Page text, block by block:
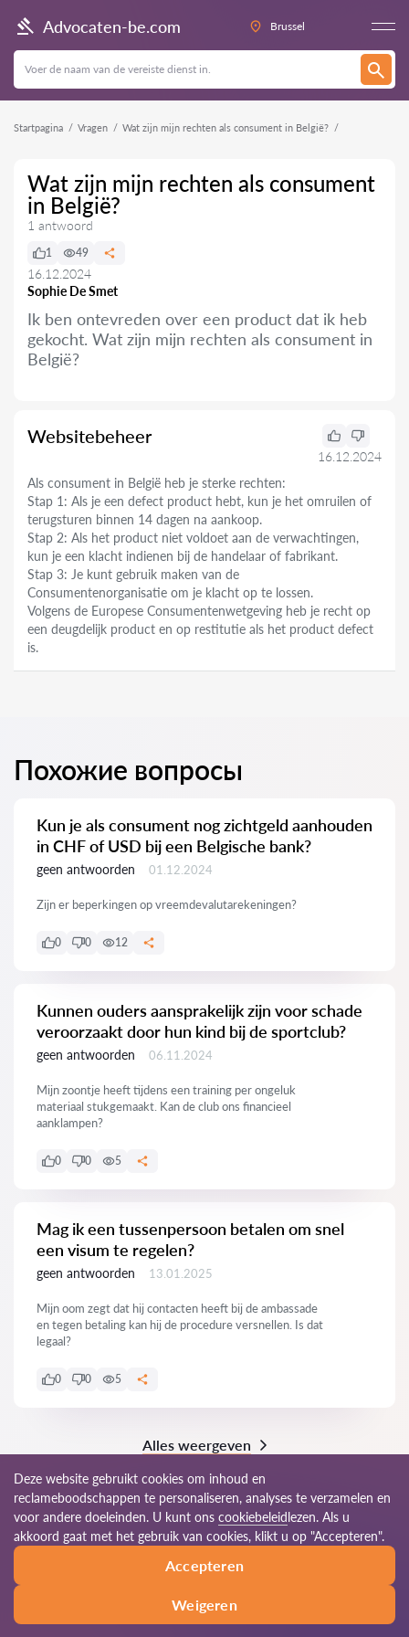
Advocaten-be.com Brussel
Startpagina Vragen Wat zijn mijn rechten als consument in België?
Wat zijn mijn rechten als consument
in België?
1 antwoord
Sophie De Smet
1 49
16.12.2024
Ik ben ontevreden over een product dat ik heb
gekocht. Wat zijn mijn rechten als consument in
België?
Websitebeheer
16.12.2024
Als consument in België heb je sterke rechten:
Stap 1: Als je een defect product hebt, kun je het omruilen of
terugsturen binnen 14 dagen na aankoop.
Stap 2: Als het product niet voldoet aan de verwachtingen,
kun je een klacht indienen bij de handelaar of fabrikant.
Stap 3: Je kunt gebruik maken van de
Consumentenorganisatie om je klacht op te lossen.
Volgens de Europese Consumentenwetgeving heb je recht op
een deugdelijk product en op restitutie als het product defect
is.
Похожие вопросы
Kun je als consument nog zichtgeld aanhouden
in CHF of USD bij een Belgische bank?
geen antwoorden 01.12.2024
Zijn er beperkingen op vreemdevalutarekeningen?
0 0 12
Kunnen ouders aansprakelijk zijn voor schade
veroorzaakt door hun kind bij de sportclub?
geen antwoorden 06.11.2024
Mijn zoontje heeft tijdens een training per ongeluk
materiaal stukgemaakt. Kan de club ons financieel
aanklampen?
0 0 5
Mag ik een tussenpersoon betalen om snel
een visum te regelen?
geen antwoorden 13.01.2025
Mijn oom zegt dat hij contacten heeft bij de ambassade
en tegen betaling kan hij de procedure versnellen. Is dat
legaal?
0 0 5
Alles weergeven
© 2026 Advocaten-be.com
Sitemap Ons wereldwijde netwerk
Deze website gebruikt cookies om inhoud en
reclameboodschappen te personaliseren, analyses te verzamelen en
voor andere doeleinden. U kunt ons cookiebeleidlezen. Als u
akkoord gaat met het gebruik van cookies, klikt u op "Accepteren".
Accepteren
Weigeren